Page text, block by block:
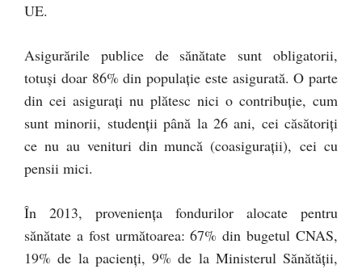
UE.
Asigurările publice de sănătate sunt obligatorii,
totuși doar 86% din populație este asigurată. O parte
din cei asigurați nu plătesc nici o contribuție, cum
sunt minorii, studenții până la 26 ani, cei căsătoriți
ce nu au venituri din muncă (coasigurații), cei cu
pensii mici.
În 2013, proveniența fondurilor alocate pentru
sănătate a fost următoarea: 67% din bugetul CNAS,
19% de la pacienți, 9% de la Ministerul Sănătății,